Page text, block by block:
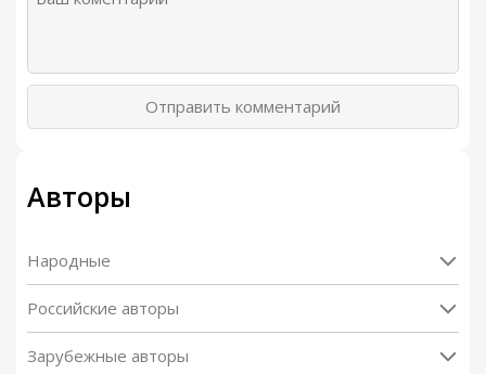
Отправить комментарий
Авторы
Народные
Российские авторы
Зарубежные авторы